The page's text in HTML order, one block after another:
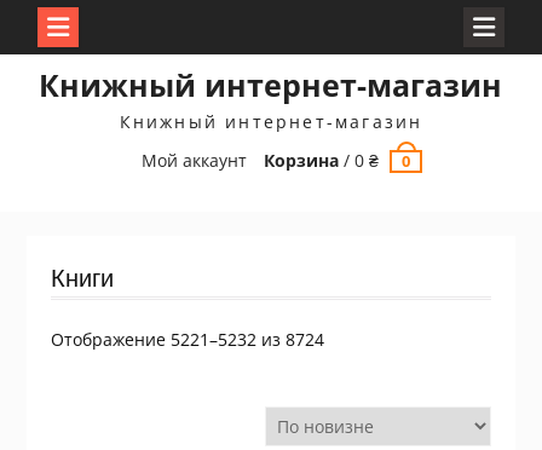
Книжный интернет-магазин
Книжный интернет-магазин
Мой аккаунт
Корзина /0₴ 0
Книги
Отображение 5221–5232 из 8724Сортировка: